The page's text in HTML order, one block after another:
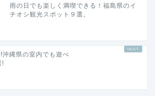
雨の日でも楽しく満喫できる！福島県のイ
チオシ観光スポット９選。
縄県の室内でも遊べ
!